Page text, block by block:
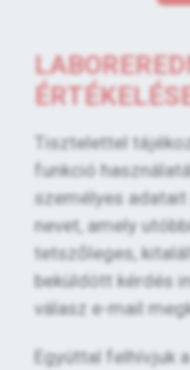
ÉRTÉKELÉSE
Tisztelettel
funkció
személyes
nevet, amely
tetszőleges,
beküldött kérdés
válasz e-mail
Egyúttal felhívjuk